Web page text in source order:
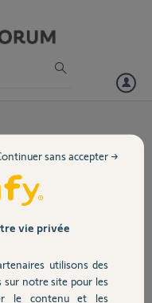
SOMFY
branchements à
Bft Botticelli et le module
vie privée
utilisons des
sur notre site pour les
le contenu et les
sans accepter →